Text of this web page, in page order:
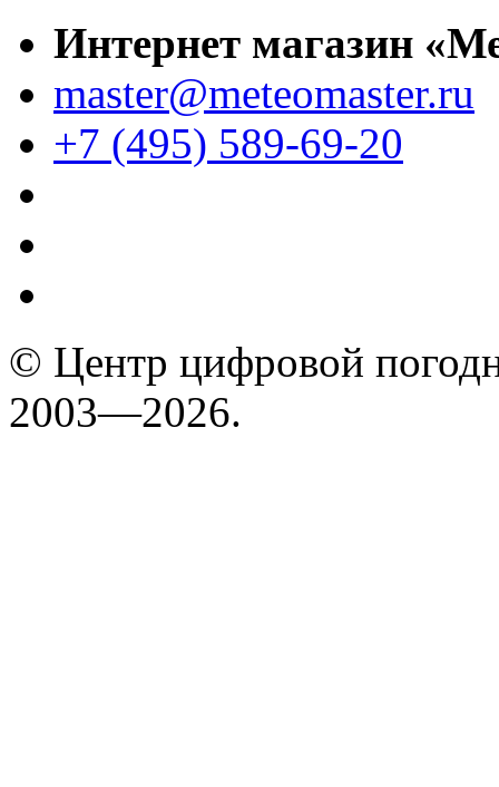
Интернет магазин
master@meteomaster.ru
+7 (495) 589-69-20
© Центр цифровой
2003—2026.